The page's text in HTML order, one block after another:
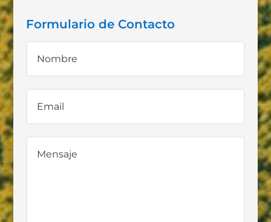
Formulario de Contacto